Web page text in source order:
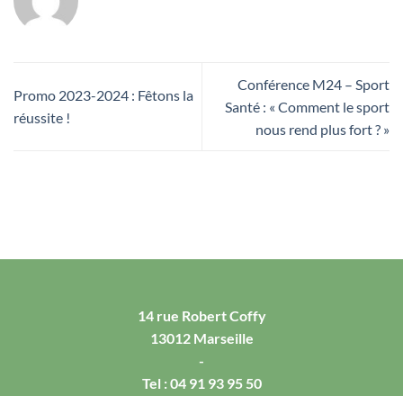
Promo 2023-2024 : Fêtons la
réussite !
Conférence M24 – Sport
Santé : « Comment le sport
nous rend plus fort ? »
14 rue Robert Coffy
13012 Marseille
-
Tel :04 91 93 95 50